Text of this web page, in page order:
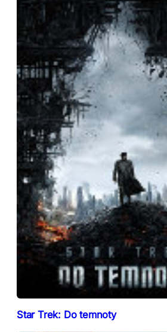
Star Trek: Do temnoty